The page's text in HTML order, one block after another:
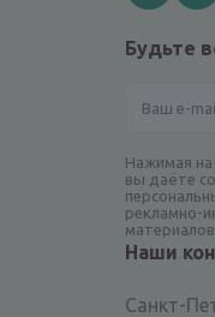
Будьте
Нажимая на
вы даёте
рекламно-
Наши
Санкт-